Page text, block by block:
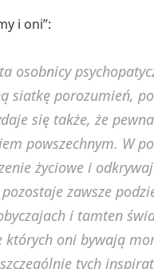
i oni”:
osobnicy
siatkę porozumień,
się także, że
powszechnym. W
życiowe i
zawsze
i tamten
których oni bywają
tych